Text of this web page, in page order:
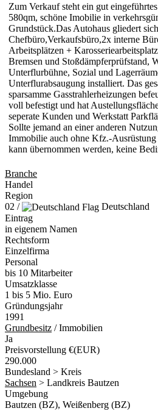
Zum Verkauf steht ein gut
580qm, schöne Imobilie in
Grundstück.Das Autohaus gliedert
Chefbüro,Verkaufsbüro,2x interne
Arbeitsplätzen +
Bremsen und Stoßdämpferprüfstand,
Unterflurbühne, Sozial und
Unterflurabsaugung installiert. Das
sparsamme Gasstrahlerheizungen
voll befestigt und hat
seperate Kunden und Werkstatt
Sollte jemand an einer anderen
Immobilie auch ohne Kfz.-Ausrüstung
kann übernommen werden, keine
Branche
Handel
Region
02 /
Deutschland
Eintrag
in eigenem Namen
Rechtsform
Einzelfirma
Personal
bis 10 Mitarbeiter
Umsatzklasse
1 bis 5 Mio. Euro
Gründungsjahr
1991
Grundbesitz / Immobilien
Ja
Preisvorstellung €(EUR)
290.000
Bundesland > Kreis
Sachsen > Landkreis Bautzen
Umgebung
Bautzen (BZ), Weißenberg (BZ)